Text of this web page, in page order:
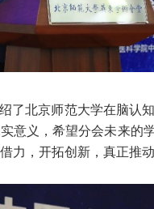
了北京师范大学在脑认
意义，希望分会未来的
力，开拓创新，真正推